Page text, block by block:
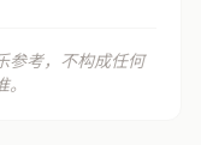
参考，不构成任何